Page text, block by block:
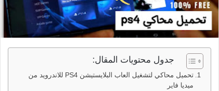
جدول محتويات المقال:
تحميل محاكي لتشغيل العاب البلايستيشن PS4 للاندرويد من
ميديا فاير